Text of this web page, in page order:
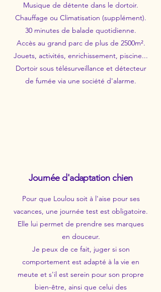
Musique de détente dans le dortoir.
Chauffage ou Climatisation (supplément).
30 minutes de balade quotidienne.
Accès au grand parc de plus de 2500m².
Jouets, activités, enrichissement, piscine...
Dortoir sous télésurveillance et détecteur
de fumée via une société d'alarme.
Journée d'adaptation chien
Pour que Loulou soit à l'aise pour ses
vacances, une journée test est obligatoire.
Elle lui permet de prendre ses marques
en douceur.
Je peux de ce fait, juger si son
comportement est adapté à la vie en
meute et s'il est serein pour son propre
bien-être, ainsi que celui des